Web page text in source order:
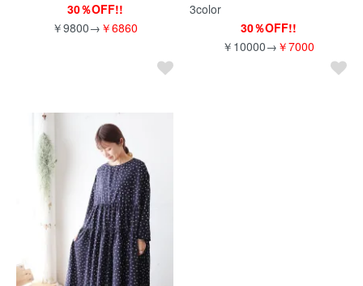
30％OFF!!
￥9800→ ￥6860
3color
30％OFF!!
￥10000→ ￥7000